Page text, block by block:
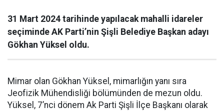
31 Mart 2024 tarihinde yapılacak mahalli idareler
seçiminde AK Parti’nin Şişli Belediye Başkan adayı
Gökhan Yüksel oldu.
Mimar olan Gökhan Yüksel, mimarlığın yanı sıra
Jeofizik Mühendisliği bölümünden de mezun oldu.
Yüksel, 7’nci dönem Ak Parti Şişli İlçe Başkanı olarak